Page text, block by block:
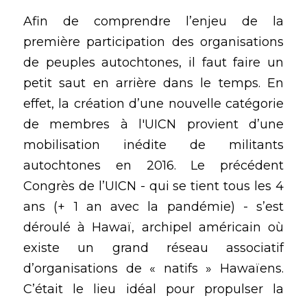
Afin de comprendre l’enjeu de la
première participation des organisations
de peuples autochtones, il faut faire un
petit saut en arrière dans le temps. En
effet, la création d’une nouvelle catégorie
de membres à l'UICN provient d’une
mobilisation inédite de militants
autochtones en 2016. Le précédent
Congrès de l’UICN - qui se tient tous les 4
ans (+ 1 an avec la pandémie) - s’est
déroulé à Hawaï, archipel américain où
existe un grand réseau associatif
d’organisations de « natifs » Hawaïens.
C’était le lieu idéal pour propulser la